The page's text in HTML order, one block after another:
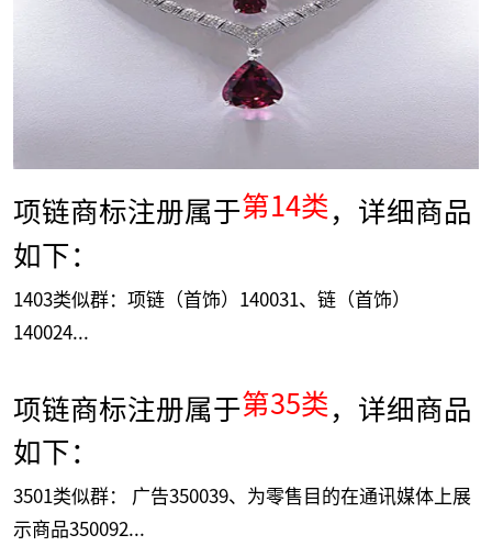
项链商标注册属于第14类，详细商品
如下：
1403类似群：项链（首饰）140031、链（首饰）
140024...
项链商标注册属于第35类，详细商品
如下：
3501类似群： 广告350039、为零售目的在通讯媒体上展
示商品350092...